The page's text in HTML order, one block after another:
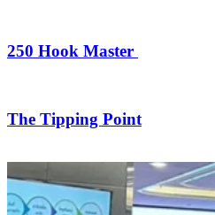
250 Hook Master
The Tipping Point